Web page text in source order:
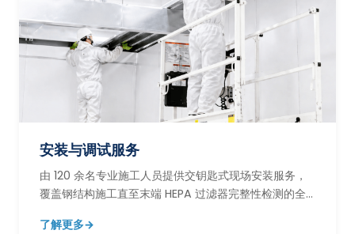
安装与调试服务
由 120 余名专业施工人员提供交钥匙式现场安装服务，
覆盖钢结构施工直至末端 HEPA 过滤器完整性检测的全
了解更多→